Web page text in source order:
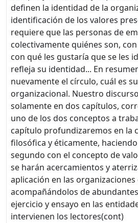
definen la identidad de la
identificación de los valores
requiere que las personas de
colectivamente quiénes son,
con qué les gustaría que se les
refleja su identidad... En
nuevamente el círculo, cuál es
organizacional. Nuestro
solamente en dos capítulos,
uno de los dos conceptos a
capítulo profundizaremos en la
filosófica y éticamente,
segundo con el concepto de
se harán acercamientos y
aplicación en las
acompañándolos de
ejercicio y ensayo en las
intervienen los lectores(cont)